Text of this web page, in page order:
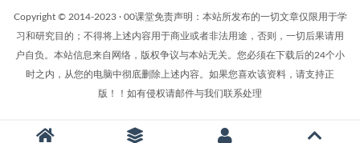
Copyright © 2014-2023 · 00课堂免责声明：本站所发布的一切文章仅限用于学
习和研究目的；不得将上述内容用于商业或者非法用途，否则，一切后果请用
户自负。本站信息来自网络，版权争议与本站无关。您必须在下载后的24个小
时之内，从您的电脑中彻底删除上述内容。如果您喜欢该资料，请支持正
版！！如有侵权请邮件与我们联系处理